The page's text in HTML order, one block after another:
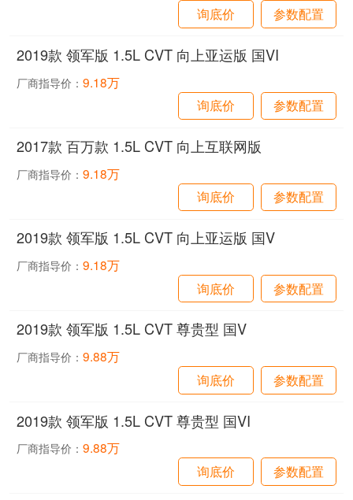
询底价
参数配置
2019款 领军版 1.5L CVT 向上亚运版 国VI
厂商指导价：9.18万
询底价
参数配置
2017款 百万款 1.5L CVT 向上互联网版
厂商指导价：9.18万
询底价
参数配置
2019款 领军版 1.5L CVT 向上亚运版 国V
厂商指导价：9.18万
询底价
参数配置
2019款 领军版 1.5L CVT 尊贵型 国V
厂商指导价：9.88万
询底价
参数配置
2019款 领军版 1.5L CVT 尊贵型 国VI
厂商指导价：9.88万
询底价
参数配置